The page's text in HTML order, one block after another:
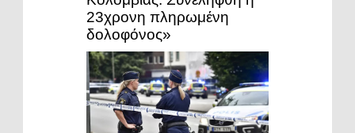
23χρονη πληρωμένη
δολοφόνος»